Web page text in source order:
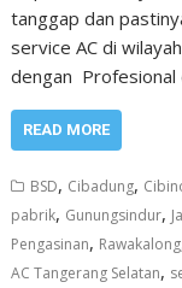
tanggap dan
service AC di
dengan Profesional
READ MORE
BSD, Cibadung,
pabrik, Gunungsindur,
Pengasinan, Rawakalong
AC Tangerang Selatan,